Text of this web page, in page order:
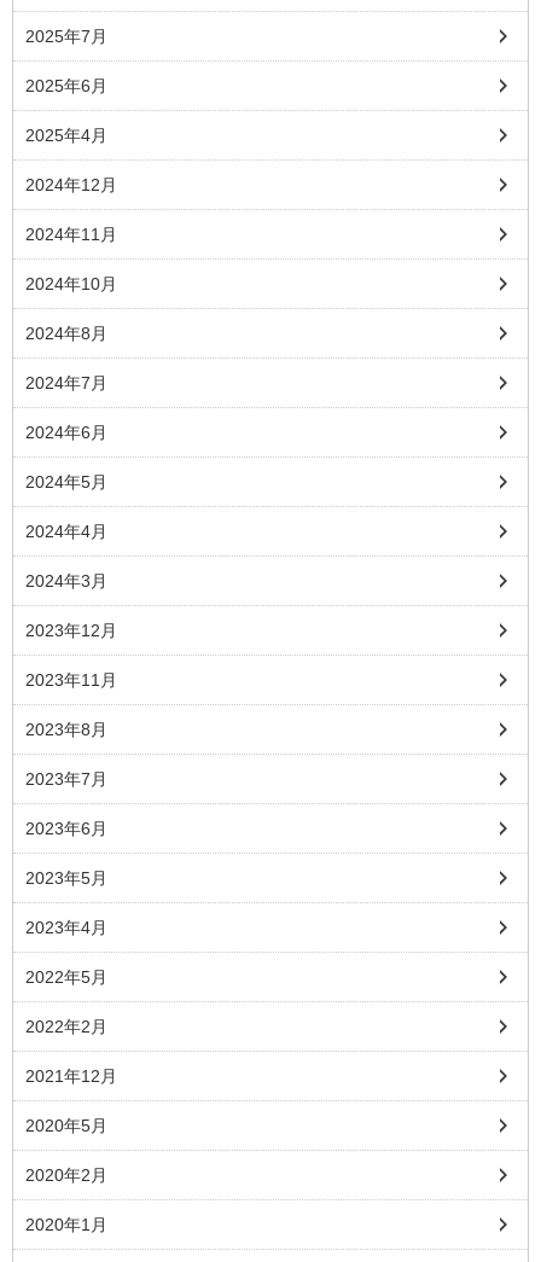
2025年7月
2025年6月
2025年4月
2024年12月
2024年11月
2024年10月
2024年8月
2024年7月
2024年6月
2024年5月
2024年4月
2024年3月
2023年12月
2023年11月
2023年8月
2023年7月
2023年6月
2023年5月
2023年4月
2022年5月
2022年2月
2021年12月
2020年5月
2020年2月
2020年1月